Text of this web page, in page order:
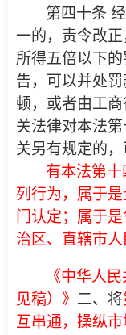
第四十条
一的，责令改
所得五倍以下
告，可以并处
顿，或者由工
关法律对本法
关另有规定的，
有本法第
列行为，属于
门认定；属于
治区、直辖市人
《中华人
见稿）》 二、将
互串通，操纵市